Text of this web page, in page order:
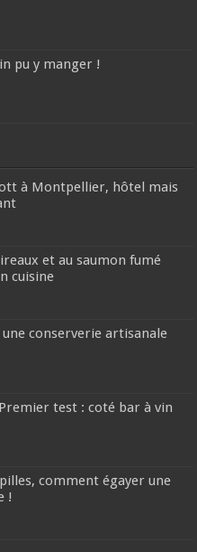
pu y manger !
à Montpellier, hôtel mais
et au saumon fumé
cuisine
conserverie artisanale
test : coté bar à vin
comment égayer une
!